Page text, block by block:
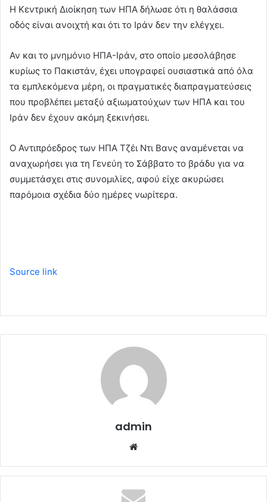
Η Κεντρική Διοίκηση των ΗΠΑ δήλωσε ότι η θαλάσσια
οδός είναι ανοιχτή και ότι το Ιράν δεν την ελέγχει.
Αν και το μνημόνιο ΗΠΑ-Ιράν, στο οποίο μεσολάβησε
κυρίως το Πακιστάν, έχει υπογραφεί ουσιαστικά από όλα
τα εμπλεκόμενα μέρη, οι πραγματικές διαπραγματεύσεις
που προβλέπει μεταξύ αξιωματούχων των ΗΠΑ και του
Ιράν δεν έχουν ακόμη ξεκινήσει.
Ο Αντιπρόεδρος των ΗΠΑ Τζέι Ντι Βανς αναμένεται να
αναχωρήσει για τη Γενεύη το Σάββατο το βράδυ για να
συμμετάσχει στις συνομιλίες, αφού είχε ακυρώσει
παρόμοια σχέδια δύο ημέρες νωρίτερα.
Source link
admin
b
s